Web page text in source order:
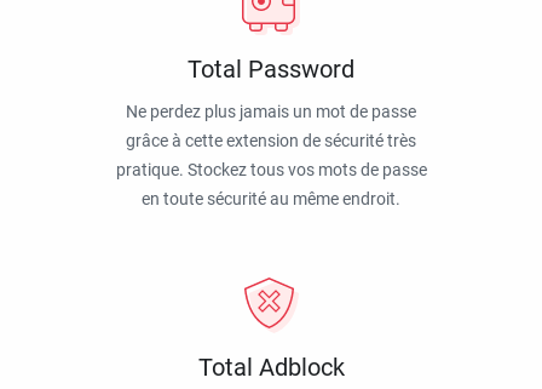
Total Password
Ne perdez plus jamais un mot de passe
grâce à cette extension de sécurité très
pratique. Stockez tous vos mots de passe
en toute sécurité au même endroit.
Total Adblock